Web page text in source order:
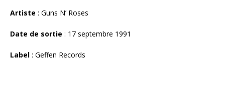
Artiste : Guns N’ Roses
Date de sortie : 17 septembre 1991
Label : Geffen Records